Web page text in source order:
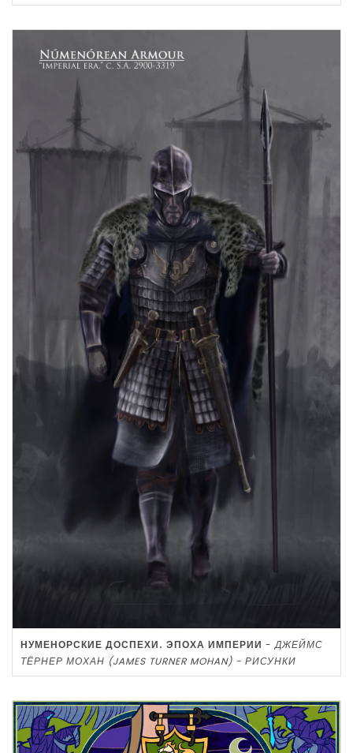
НУМЕНОРСКИЕ ДОСПЕХИ. ЭПОХА ИМПЕРИИ -ДЖЕЙМС
ТЁРНЕР МОХАН (JAMES TURNER MOHAN) - РИСУНКИ